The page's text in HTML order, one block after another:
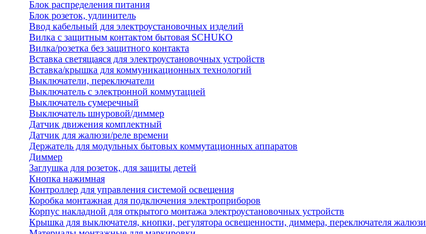
Блок распределения питания
Блок розеток, удлинитель
Ввод кабельный для электроустановочных изделий
Вилка с защитным контактом бытовая SCHUKO
Вилка/розетка без защитного контакта
Вставка светящаяся для электроустановочных устройств
Вставка/крышка для коммуникационных технологий
Выключатели, переключатели
Выключатель с электронной коммутацией
Выключатель сумеречный
Выключатель шнуровой/диммер
Датчик движения комплектный
Датчик для жалюзи/реле времени
Держатель для модульных бытовых коммутационных аппаратов
Диммер
Заглушка для розеток, для защиты детей
Кнопка нажимная
Контроллер для управления системой освещения
Коробка монтажная для подключения электроприборов
Корпус накладной для открытого монтажа электроустановочных устройств
Крышка для выключателя, кнопки, регулятора освещенности, диммера, переключателя жалюзи